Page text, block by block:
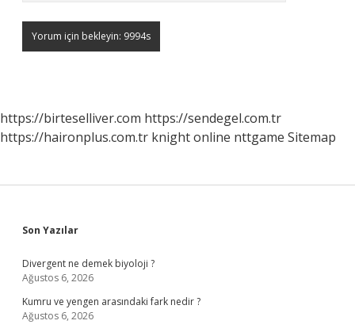
https://birteselliver.com https://sendegel.com.tr
https://haironplus.com.tr knight online nttgame Sitemap
Sidebar
Son Yazılar
Divergent ne demek biyoloji ?
Ağustos 6, 2026
Kumru ve yengen arasındaki fark nedir ?
Ağustos 6, 2026